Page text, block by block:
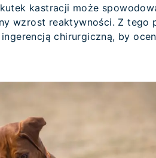
kastracji może
wzrost reaktywności. Z tego
chirurgiczną, by